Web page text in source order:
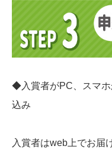
◆入賞者がPC、スマホ
込み
入賞者はweb上でお届